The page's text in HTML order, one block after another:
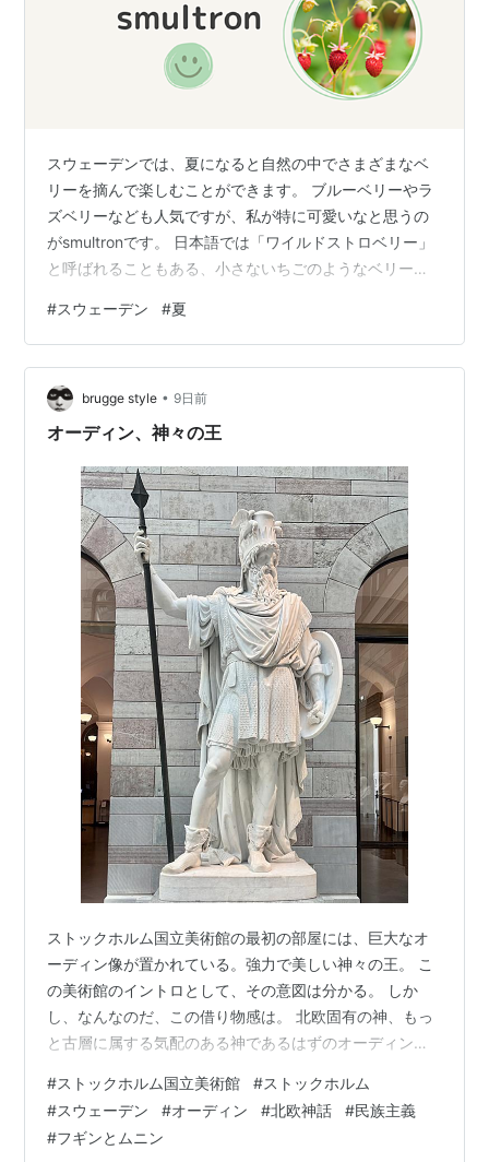
スウェーデンでは、夏になると自然の中でさまざまなベ
リーを摘んで楽しむことができます。 ブルーベリーやラ
ズベリーなども人気ですが、私が特に可愛いなと思うの
がsmultronです。 日本語では「ワイルドストロベリー」
と呼ばれることもある、小さないちごのようなベリーで
「いちご」は一種類じゃなかった！ スウェーデンに移住
してすぐの頃、私はスウェーデン語で「いちご」といえ
ばjordgubbeしか知りませんでした。 そのため、初めて
smultronという単語を聞いたときは、「なにそれ！？」
と少し驚いたのを覚えています。 一般的にjordgubbe…
#スウェーデン #夏
brugge style • 9日前
オーディン、神々の王
ストックホルム国立美術館の最初の部屋には、巨大なオ
ーディン像が置かれている。強力で美しい神々の王。 こ
の美術館のイントロとして、その意図は分かる。 しか
し、なんなのだ、この借り物感は。 北欧固有の神、もっ
と古層に属する気配のある神であるはずのオーディン
るのだ。 兜、カラス、槍と盾、長い髭。 オーディンであ
ることを示す記号が、これでもかと盛り込まれ、どこか
キッチュだ。 これ、おかしいと思わない方がおかしい
#ストックホルム国立美術館 #ストックホルム
#スウェーデン #オーディン #北欧神話 #民族主義
#フギンとムニン